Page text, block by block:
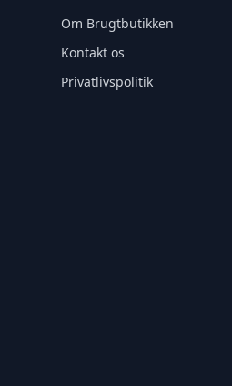
Om Brugtbutikken
Kontakt os
Privatlivspolitik